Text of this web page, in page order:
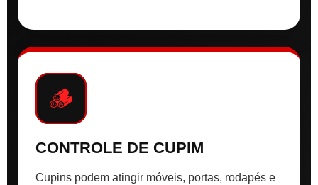
🪵
CONTROLE DE CUPIM
Cupins podem atingir móveis, portas, rodapés e